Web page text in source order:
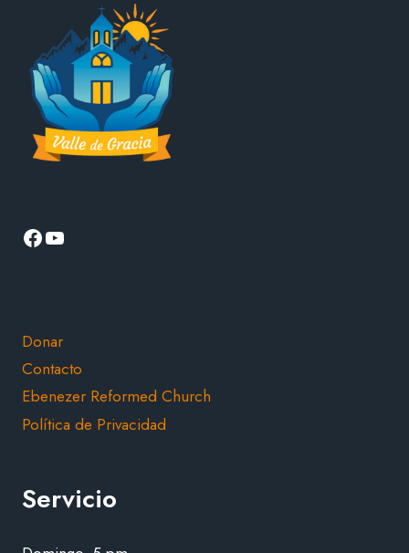
Facebook
YouTube
Donar
Contacto
Ebenezer Reformed Church
Política de Privacidad
Servicio